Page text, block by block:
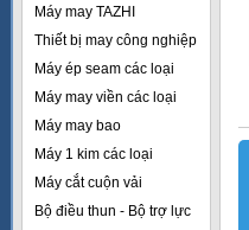
Máy may TAZHI
Thiết bị may công nghiệp
Máy ép seam các loại
Máy may viền các loại
Máy may bao
Máy 1 kim các loại
Máy cắt cuộn vải
Bộ điều thun - Bộ trợ lực